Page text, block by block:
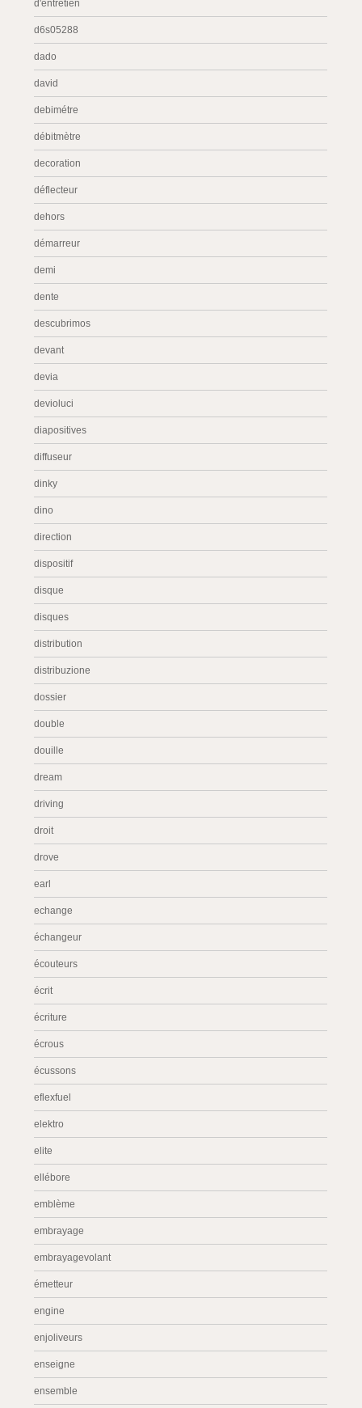
d'entretien
d6s05288
dado
david
debimétre
débitmètre
decoration
déflecteur
dehors
démarreur
demi
dente
descubrimos
devant
devia
devioluci
diapositives
diffuseur
dinky
dino
direction
dispositif
disque
disques
distribution
distribuzione
dossier
double
douille
dream
driving
droit
drove
earl
echange
échangeur
écouteurs
écrit
écriture
écrous
écussons
eflexfuel
elektro
elite
ellébore
emblème
embrayage
embrayagevolant
émetteur
engine
enjoliveurs
enseigne
ensemble